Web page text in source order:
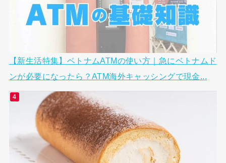
【新生活特集】ベトナムATMの使い方｜急にベトナムド
ンが必要になったら？ATM海外キャッシングで現金...